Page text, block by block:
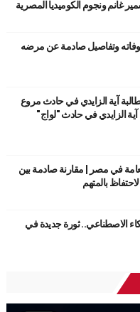
غانم ونجوم الكوميديا المصرية
وفاته وتفاصيل صادمة عن مرضه
آية الزايدي في حادث مروع
آية الزايدي في حادث "لواج"
في مصر | مقارنة صادمة بين
بالمتهم
الاصطناعي.. ثورة جديدة في